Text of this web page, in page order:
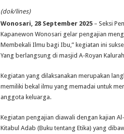
(dok/lines)
Wonosari, 28 September 2025 – Seksi
Kapanewon Wonosari gelar pengajian
Membekali Ilmu bagi Ibu,” kegiatan ini
Yang berlangsung di masjid A-Royan
Kegiatan yang dilaksanakan merupakan
memiliki bekal ilmu yang memadai untuk
anggota keluarga.
Kegiatan pengajian diawali dengan kajian
Kitabul Adab (Buku tentang Etika) yang